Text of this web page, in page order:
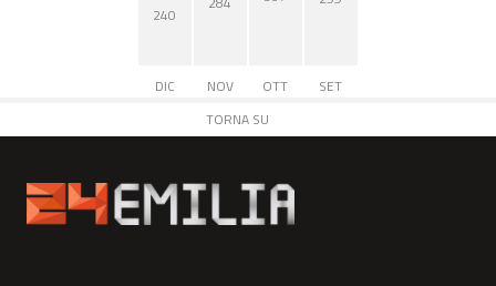
240
DIC NOV OTT
SET
TORNA SU